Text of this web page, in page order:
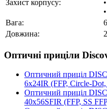
Захист корпусу:
Вага:
Довжина:
Оптичні приціли
Оптичний приціл
6x24IR (FFP, Circle-
Оптичний приціл
40x56SFIR (FFP, SS